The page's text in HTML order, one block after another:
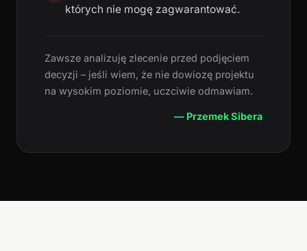
których nie mogę zagwarantować.
Zawsze analizuję zlecenie przed podjęciem
decyzji – jeśli wiem, że nie dowiozę projektu
na wysokim poziomie, uczciwie odmawiam.
— Przemek Sibera